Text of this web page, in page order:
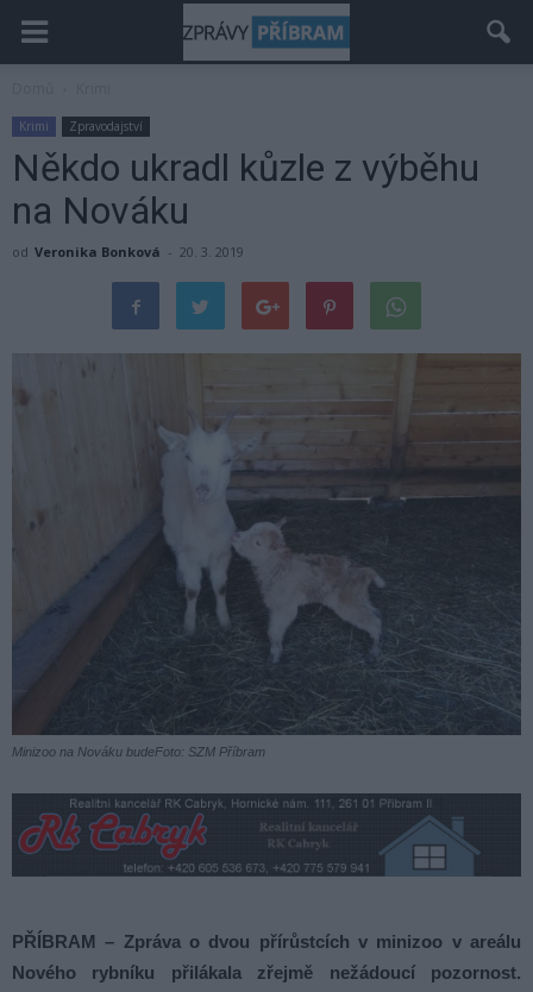
Krimi Zpravodajství
Někdo ukradl kůzle z výběhu
na Nováku
od Veronika Bonková - 20. 3. 2019
Minizoo na Nováku budeFoto: SZM Příbram
PŘÍBRAM – Zpráva o dvou přírůstcích v minizoo v areálu
Nového rybníku přilákala zřejmě nežádoucí pozornost.